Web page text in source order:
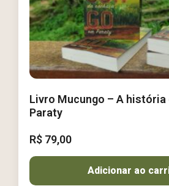
Livro Mucungo – A história
Paraty
R$ 79,00
Adicionar ao